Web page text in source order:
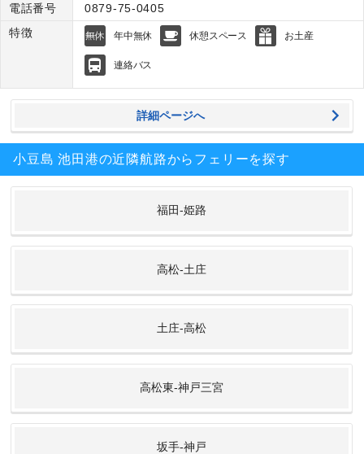
電話番号
0879-75-0405
特徴
年中無休 休憩スペース お土産
連絡バス
詳細ページへ
小豆島 池田港の近隣航路からフェリーを探す
福田-姫路
高松-土庄
土庄-高松
高松東-神戸三宮
坂手-神戸